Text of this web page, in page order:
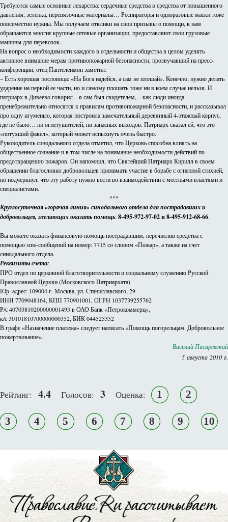
Требуются самые основные лекарства: сердечные средства и средства от повышенного
давления, зеленка, перевязочные материалы… Респираторы и одноразовые маски тоже
повсеместно нужны. Мы получаем отклики на свои призывы о помощи, к нам
обращаются многие крупные сетевые организации, предоставляют свои грузовые
машины для перевозок.
На вопрос о необходимости каждого в отдельности и общества в целом уделять
активное внимание мерам противопожарной безопасности, прозвучавший на пресс-
конференции, отец Пантелеимон заметил:
– Есть хорошая пословица: «На Бога надейся, а сам не плошай». Конечно, нужно делать
ударение на первой ее части, но и самому плошать тоже ни в коем случае нельзя. И
патриарх в Дивеево говорил – я сам был свидетелем, – как люди иногда
пренебрежительно относятся к правилам противопожарной безопасности, и рассказывал
про одну игуменью, которая построила замечательный деревянный 4-этажный корпус,
где не было… ни огнетушителей, ни запасных выходов. Патриарх сказал ей, что это
«потухший факел», который может вспыхнуть очень быстро.
Руководитель синодального отдела отметил, что Церковь способна влиять на
общественное сознание и в том числе на понимание необходимости действий по
предотвращению пожаров. Он напомнил, что Святейший Патриарх Кирилл в своем
обращении благословил добровольцев принимать участие в борьбе с огненной стихией,
но подчеркнул, что эту работу нужно вести во взаимодействии с местными властями и
специалистами.
***
Круглосуточная «горячая линия» синодального отдела для пострадавших и
добровольцев, желающих оказать помощь:8-495-972-97-02 и 8-495-912-68-66.
Вы можете оказать финансовую помощь пострадавшим, перечислив средства с
помощью sms-сообщений на номер: 7715 со словом «Пожар», а также на счет
синодального отдела.
Реквизиты счета:
ПРО отдел по церковной благотворительности и социальному служению Русской
Православной Церкви (Московского Патриархата)
Юр. адрес: 109004 г. Москва, ул. Станиславского, 29
ИНН 7709048164, КПП 770901001, ОГРН 1037739255762
Р/с 40703810200000001493 в ОАО Банк «Петрокоммерц»,
к/с 30101810700000000352, БИК 044525352
В графе «Назначение платежа» следует написать «Помощь погорельцам. Добровольное
пожертвование».
Василий Писаревский
5 августа 2010 г.
Рейтинг: 4.4 Голосов: 3 Оценка: 1 2
3 4 5 6 7 8 9 10